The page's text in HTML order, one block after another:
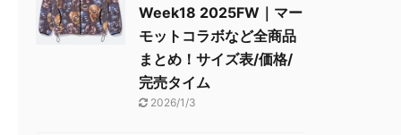
Week18 2025FW｜マー
モットコラボなど全商品
まとめ！サイズ表/価格/
完売タイム
2026/1/3